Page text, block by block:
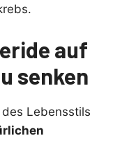
auf
senken
Lebensstils